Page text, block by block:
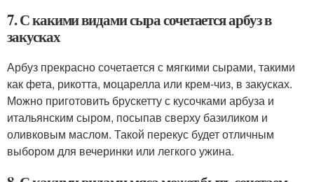
7. С какими видами сыра сочетается арбуз в
закусках
Арбуз прекрасно сочетается с мягкими сырами, такими
как фета, рикотта, моцарелла или крем-чиз, в закусках.
Можно приготовить брускетту с кусочками арбуза и
итальянским сыром, посыпав сверху базиликом и
оливковым маслом. Такой перекус будет отличным
выбором для вечеринки или легкого ужина.